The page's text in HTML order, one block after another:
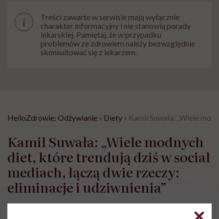
i
Treści zawarte w serwisie mają wyłącznie
charakter informacyjny i nie stanowią porady
lekarskiej. Pamiętaj, że w przypadku
problemów ze zdrowiem należy bezwzględnie
skonsultować się z lekarzem.
HelloZdrowie: Odżywianie › Diety › Kamil Suwała: „Wiele
Kamil Suwała: „Wiele modnych
diet, które trendują dziś w social
mediach, łączą dwie rzeczy:
eliminacje i udziwnienia”